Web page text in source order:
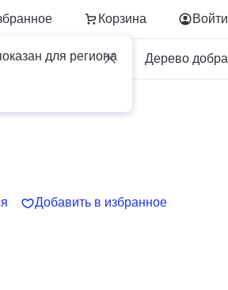
Корзина
для региона
Войти
Для бизнеса Дерево добра
Добавить в избранное